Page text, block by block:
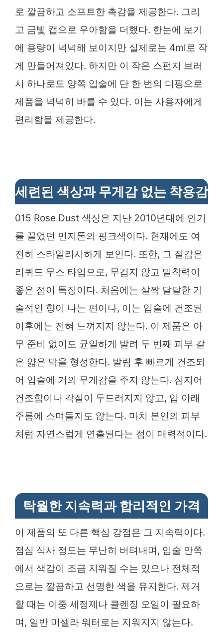
로 깔끔하고 소프트한 촉감을 제공한다. 그리
고 금빛 캡으로 우아함을 더했다. 한눈에 보기
에 용량이 넉넉해 보이지만 실제로는 4ml로 작
게 만들어져있다. 하지만 이 작은 스펀지 브러
시 하나로도 양쪽 입술에 단 한 번의 디핑으로
제품을 넉넉히 바를 수 있다. 이는 사용자에게
편리함을 제공한다.
세련된 색상과 무게감 없는 착용감
015 Rose Dust 색상은 지난 2010년대에 인기
를 끌었던 먼지톤의 핑크색이다. 현재에도 여
전히 스타일리시하게 보인다. 또한, 그 질감은
리퀴드 무스 타입으로, 무겁지 않고 밀착력이
좋은 점이 특징이다. 처음에는 살짝 달달한 기
술적인 향이 나는 편이나, 이는 입술에 건조된
이후에는 전혀 느껴지지 않는다. 이 제품은 아
무 준비 없이도 균일하게 발려 두 번째 피부 같
은 얇은 막을 형성한다. 발림 후 빠르게 건조되
어 입술에 거의 무게감을 주지 않는다. 심지어
건조함이나 각질이 두드러지지 않고, 입 아래
주름에 스며들지도 않는다. 마치 본인의 피부
처럼 자연스럽게 연출된다는 점이 매력적이다.
탁월한 지속력과 합리적인 가격
이 제품의 또 다른 핵심 강점은 그 지속력이다.
점심 식사 정도는 무난히 버텨내며, 입술 안쪽
에서 색감이 조금 지워질 수는 있으나 전체적
으로는 깔끔하고 선명한 색을 유지한다. 제거
할 때는 이중 세정제나 클렌징 오일이 필요하
며, 일반 미셀라 워터로는 지워지지 않는다.